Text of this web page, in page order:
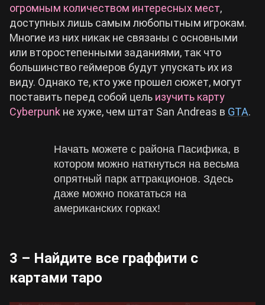
огромным количеством интересных мест,
доступных лишь самым любопытным игрокам.
Многие из них никак не связаны с основными
или второстепенными заданиями, так что
большинство геймеров будут упускать их из
виду. Однако те, кто уже прошел сюжет, могут
поставить перед собой цель изучить карту
Cyberpunk не хуже, чем штат San Andreas в GTA.
Начать можете с района Пасифика, в
котором можно наткнуться на весьма
опрятный парк аттракционов. Здесь
даже можно покататься на
американских горках!
3 – Найдите все граффити с
картами таро